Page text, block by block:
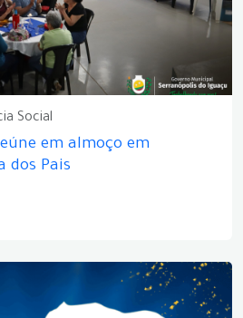
Social
em almoço em
dos Pais